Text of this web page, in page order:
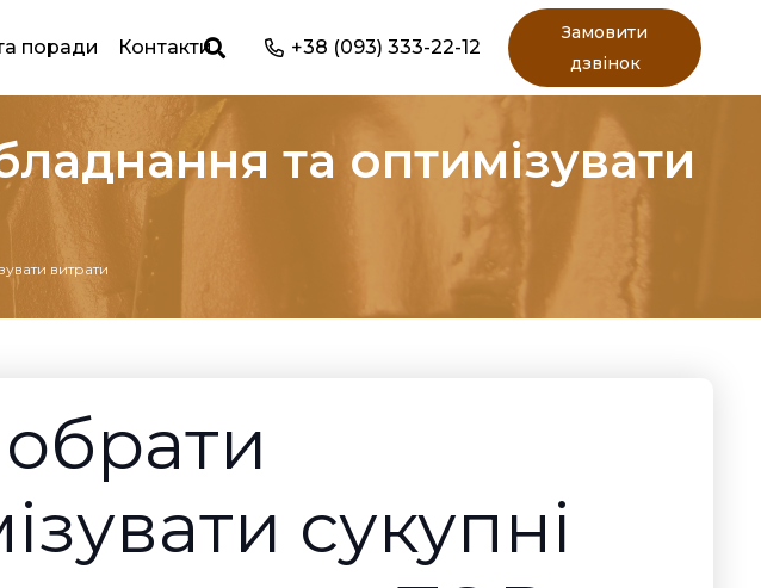
поради Контакти +38 (093) 333-22-12
Замовити
дзвінок
та оптимізувати
витрати
сукупні